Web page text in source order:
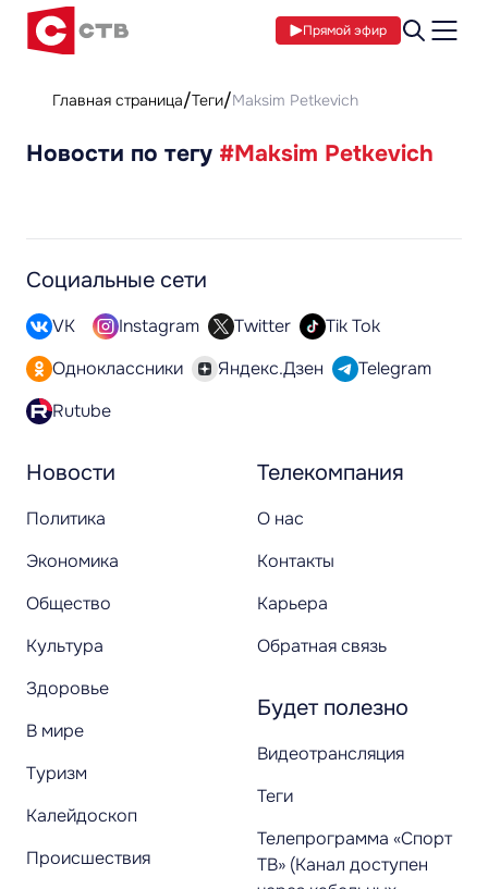
Прямой эфир
Главная страница Теги Maksim Petkevich
Новости по тегу #Maksim Petkevich
Новости
Политика
Экономика
Общество
Культура
Здоровье
В мире
Туризм
Калейдоскоп
Происшествия
Телекомпания
О нас
Контакты
Карьера
Обратная связь
Будет полезно
Видеотрансляция
Теги
Телепрограмма «Спорт
ТВ» (Канал доступен
Социальные сети
VK Instagram Twitter
Tik Tok
Одноклассники
Яндекс.Дзен
Telegram
Rutube